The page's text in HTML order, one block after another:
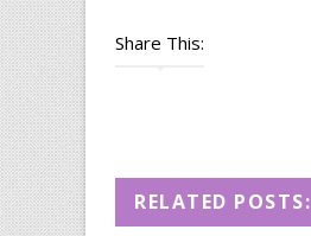
Share This:
RELATED POSTS: